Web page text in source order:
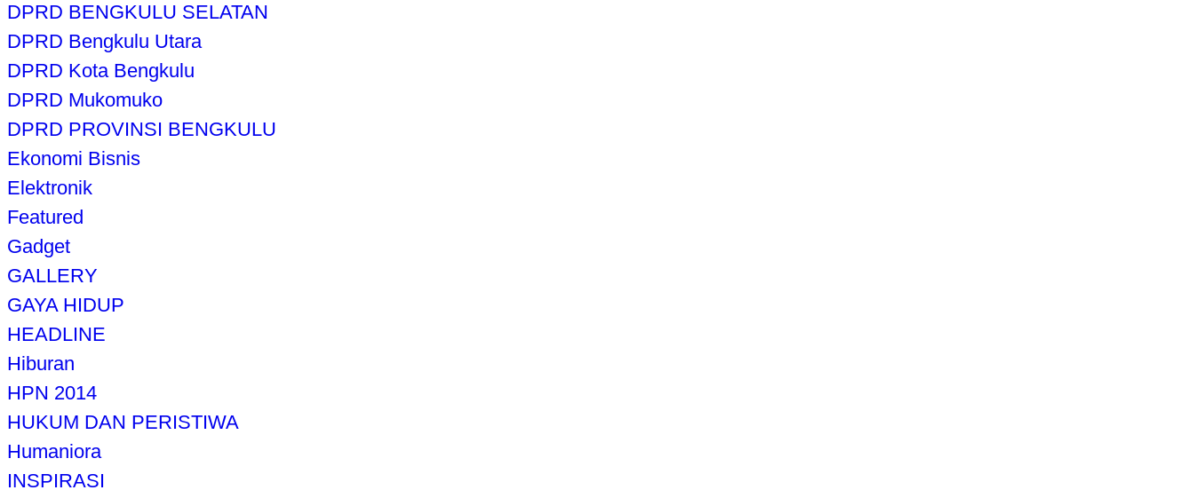
DPRD BENGKULU SELATAN
DPRD Bengkulu Utara
DPRD Kota Bengkulu
DPRD Mukomuko
DPRD PROVINSI BENGKULU
Ekonomi Bisnis
Elektronik
Featured
Gadget
GALLERY
GAYA HIDUP
HEADLINE
Hiburan
HPN 2014
HUKUM DAN PERISTIWA
Humaniora
INSPIRASI